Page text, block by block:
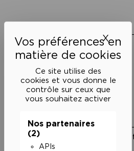
Ce site utilise des
cookies et vous donne le
contrôle sur ceux que
vous souhaitez activer
Nos partenaires
(2)
APIs
X
Mentions légales
Politique de confidentialité
Conditions générales de vente
Cookies
Restons en lien
Inscrivez-vous à notre lettre
Suivez-nous sur les réseaux